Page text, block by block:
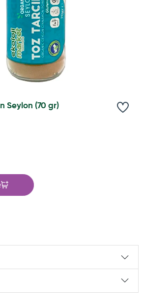
Seylon (70 gr)